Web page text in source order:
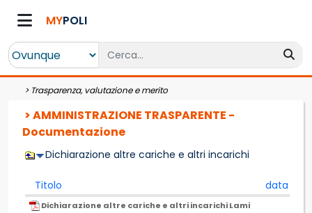
MYPOLI
> Trasparenza, valutazione e merito
> AMMINISTRAZIONE TRASPARENTE -
Documentazione
Dichiarazione altre cariche e altri incarichi
Titolo data
Dichiarazione altre cariche e altri incarichi Lami